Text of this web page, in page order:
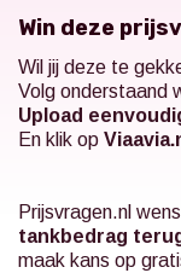
Win deze
Wil jij deze te
Volg onderstaand
Upload
En klik op
Prijsvragen.nl
tankbedrag
maak kans op